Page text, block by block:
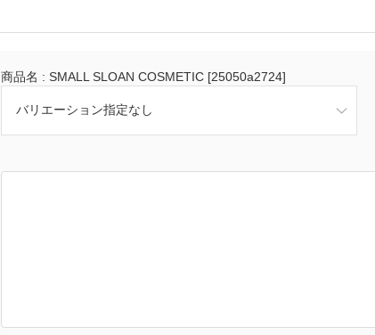
商品名 : SMALL SLOAN COSMETIC [25050a2724]